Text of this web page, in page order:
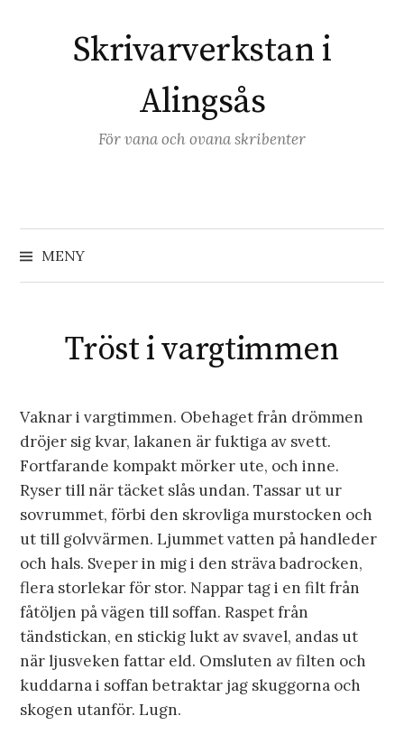
innehållSkrivarverkstan i
Alingsås
För vana och ovana skribenter
MENY
Sök
Tröst i vargtimmen
Vaknar i vargtimmen. Obehaget från drömmen
dröjer sig kvar, lakanen är fuktiga av svett.
Fortfarande kompakt mörker ute, och inne.
Ryser till när täcket slås undan. Tassar ut ur
sovrummet, förbi den skrovliga murstocken och
ut till golvvärmen. Ljummet vatten på handleder
och hals. Sveper in mig i den sträva badrocken,
flera storlekar för stor. Nappar tag i en filt från
fåtöljen på vägen till soffan. Raspet från
tändstickan, en stickig lukt av svavel, andas ut
när ljusveken fattar eld. Omsluten av filten och
kuddarna i soffan betraktar jag skuggorna och
skogen utanför. Lugn.